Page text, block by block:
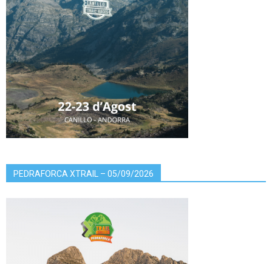
PEDRAFORCA XTRAIL – 05/09/2026